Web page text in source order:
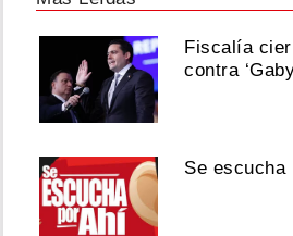
Fiscalía
contra
Se escucha